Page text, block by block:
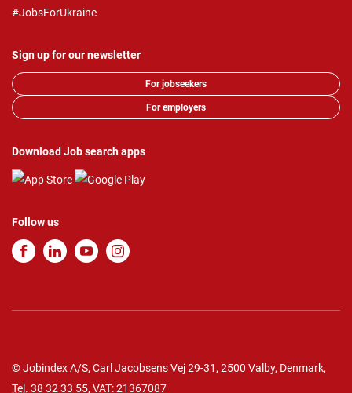
#JobsForUkraine
Sign up for our newsletter
For jobseekers
For employers
Download Job search apps
Follow us
© Jobindex A/S, Carl Jacobsens Vej 29-31, 2500 Valby, Denmark,
Tel. 38 32 33 55, VAT: 21367087